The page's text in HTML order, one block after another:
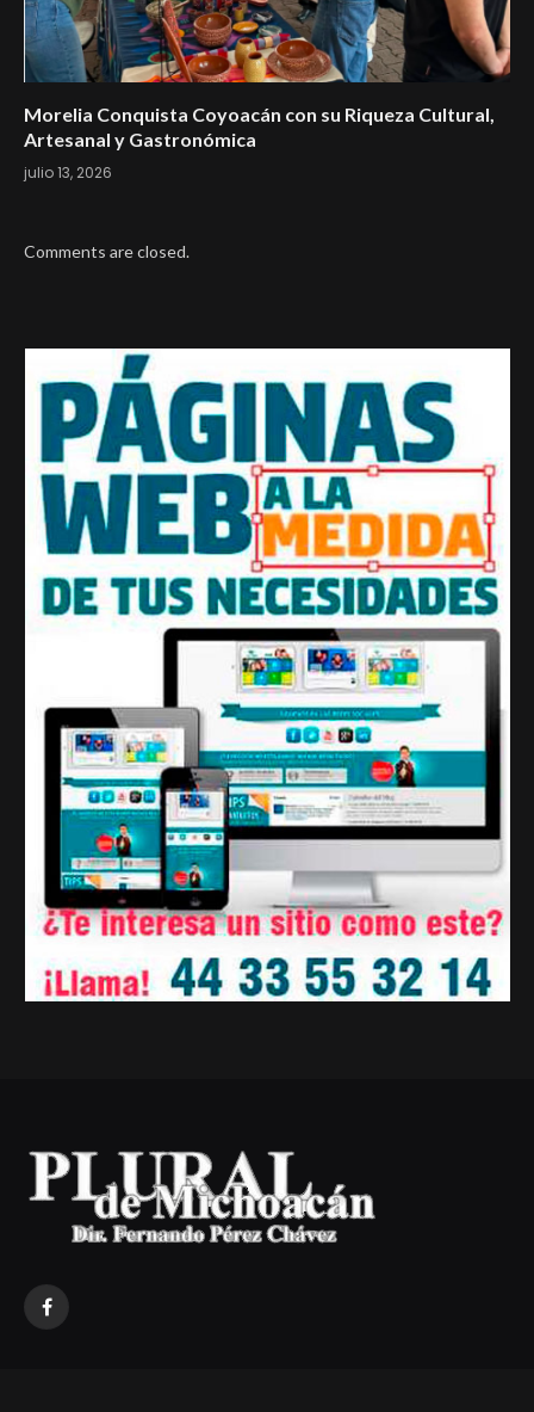
Morelia Conquista Coyoacán con su Riqueza Cultural,
Artesanal y Gastronómica
julio 13, 2026
Comments are closed.
Facebook